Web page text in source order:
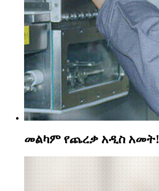
መልካም የጨረቃ አዲስ አመት!